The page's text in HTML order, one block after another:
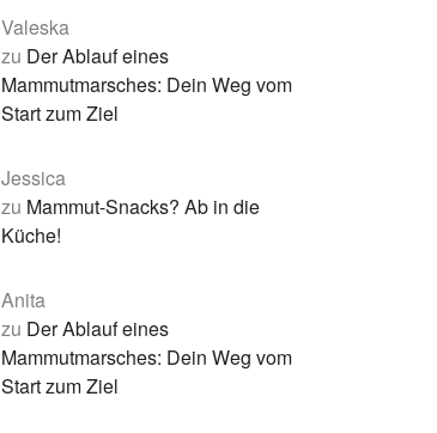
Valeska
zu Der Ablauf eines
Mammutmarsches: Dein Weg vom
Start zum Ziel
Jessica
zu Mammut-Snacks? Ab in die
Küche!
Anita
zu Der Ablauf eines
Mammutmarsches: Dein Weg vom
Start zum Ziel